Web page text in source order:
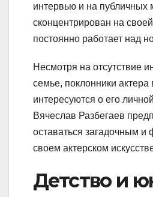
интервью и на публичных
сконцентрирован на
постоянно работает над
Несмотря на отсутствие
семье, поклонники актера
интересуются о его
Вячеслав Разбегаев
оставаться загадочным и
своем актерском
Детство и